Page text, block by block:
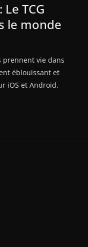
TCG
le monde
prennent vie dans
éblouissant et
iOS et Android.